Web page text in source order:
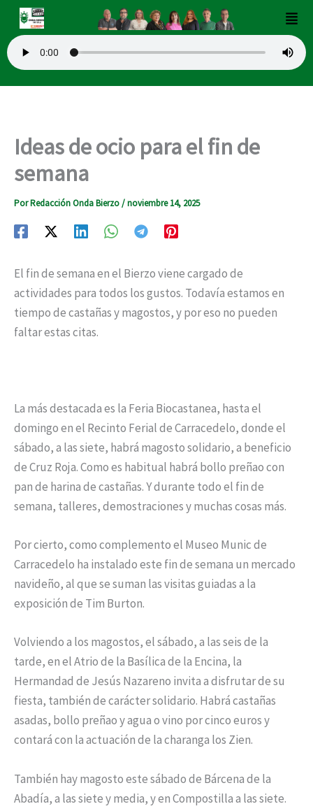
contenido
Ideas de ocio para el fin de
semana
PorRedacción Onda Bierzo/noviembre 14, 2025
El fin de semana en el Bierzo viene cargado de
actividades para todos los gustos. Todavía estamos en
tiempo de castañas y magostos, y por eso no pueden
faltar estas citas.
La más destacada es la Feria Biocastanea, hasta el
domingo en el Recinto Ferial de Carracedelo, donde el
sábado, a las siete, habrá magosto solidario, a beneficio
de Cruz Roja. Como es habitual habrá bollo preñao con
pan de harina de castañas. Y durante todo el fin de
semana, talleres, demostraciones y muchas cosas más.
Por cierto, como complemento el Museo Munic de
Carracedelo ha instalado este fin de semana un mercado
navideño, al que se suman las visitas guiadas a la
exposición de Tim Burton.
Volviendo a los magostos, el sábado, a las seis de la
tarde, en el Atrio de la Basílica de la Encina, la
Hermandad de Jesús Nazareno invita a disfrutar de su
fiesta, también de carácter solidario. Habrá castañas
asadas, bollo preñao y agua o vino por cinco euros y
contará con la actuación de la charanga los Zien.
También hay magosto este sábado de Bárcena de la
Abadía, a las siete y media, y en Compostilla a las siete.